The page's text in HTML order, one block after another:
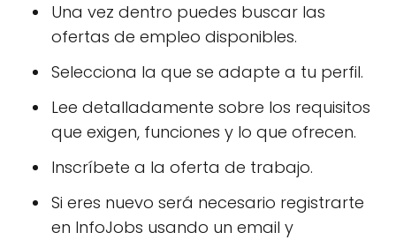
Una vez dentro puedes buscar las
ofertas de empleo disponibles.
Selecciona la que se adapte a tu perfil.
Lee detalladamente sobre los requisitos
que exigen, funciones y lo que ofrecen.
Inscríbete a la oferta de trabajo.
Si eres nuevo será necesario registrarte
en InfoJobs usando un email y